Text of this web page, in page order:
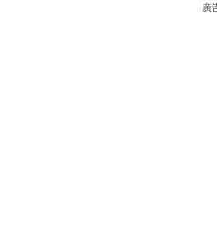
廣